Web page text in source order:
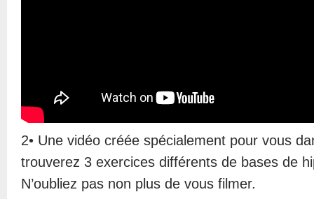
2• Une vidéo créée spécialement pour vous
trouverez 3 exercices différents de bases de
N’oubliez pas non plus de vous filmer.